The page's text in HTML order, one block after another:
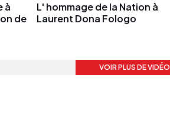
à
de
L' hommage de la Nation à
Laurent Dona Fologo
VOIR PLUS DE VIDÉO